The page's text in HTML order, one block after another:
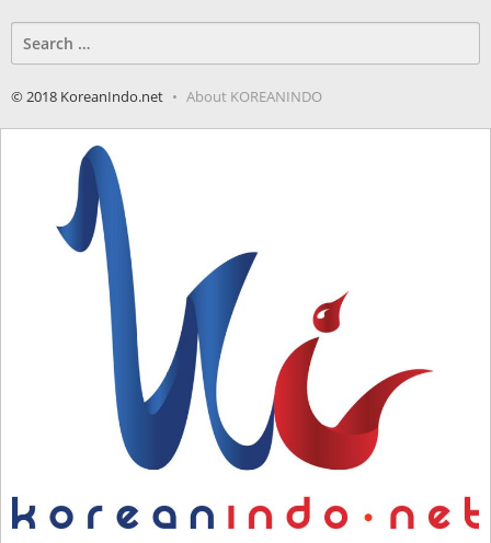
for:
© 2018 KoreanIndo.net About KOREANINDO